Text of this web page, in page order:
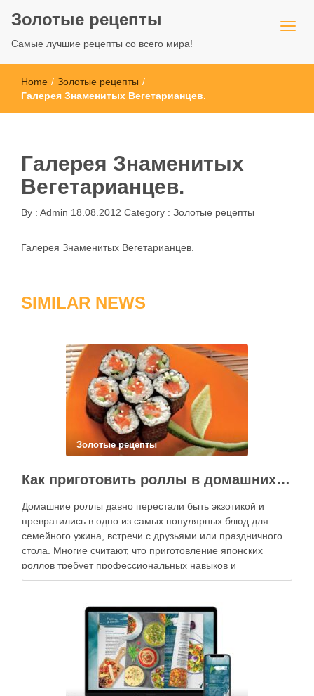
Золотые рецепты
Самые лучшие рецепты со всего мира!
Home / Золотые рецепты /
Галерея Знаменитых Вегетарианцев.
Галерея Знаменитых
Вегетарианцев.
By : Admin 18.08.2012 Category : Золотые рецепты
Галерея Знаменитых Вегетарианцев.
SIMILAR NEWS
Золотые рецепты
Как приготовить роллы в домашних условиях?
Домашние роллы давно перестали быть экзотикой и
превратились в одно из самых популярных блюд для
семейного ужина, встречи с друзьями или праздничного
стола. Многие считают, что приготовление японских
роллов требует профессиональных навыков и
специального оборудования, однако на практике сделать
кухне. Главное — …